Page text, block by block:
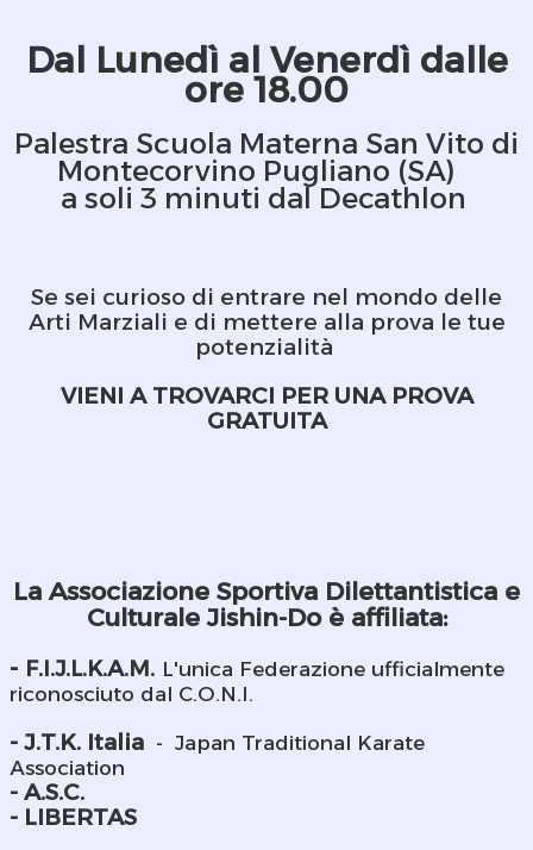
Dal Lunedì al Venerdì dalle
ore 18.00
Palestra Scuola Materna San Vito di
Montecorvino Pugliano (SA)
a soli 3 minuti dal Decathlon
Se sei curioso di entrare nel mondo delle
Arti Marziali e di mettere alla prova le tue
potenzialità
VIENI A TROVARCI PER UNA PROVA
GRATUITA
La Associazione Sportiva Dilettantistica e
Culturale Jishin-Do è affiliata:
- F.I.J.L.K.A.M. L'unica Federazione ufficialmente
riconosciuto dal C.O.N.I.
- J.T.K. Italia - Japan Traditional Karate
Association
- A.S.C.
- LIBERTAS